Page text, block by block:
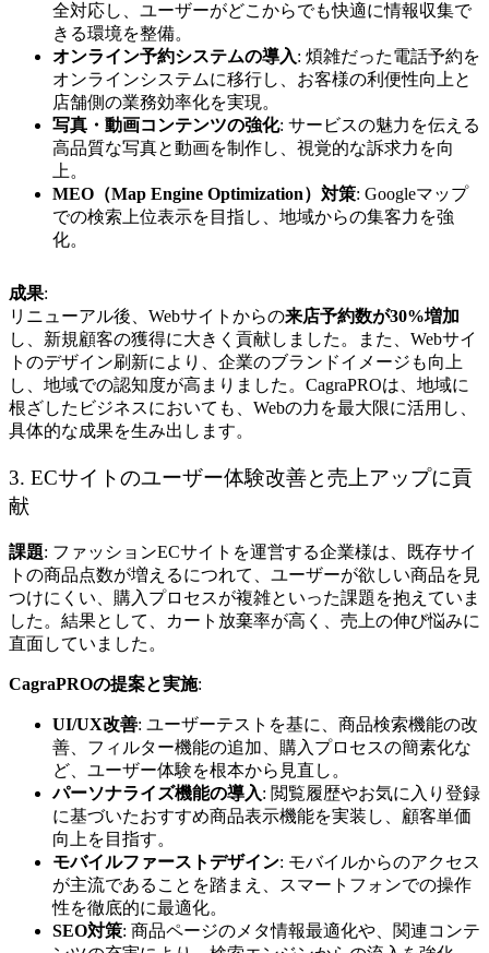
全対応し、ユーザーがどこからでも快適に情報収集で
きる環境を整備。
オンライン予約システムの導入: 煩雑だった電話予約を
オンラインシステムに移行し、お客様の利便性向上と
店舗側の業務効率化を実現。
写真・動画コンテンツの強化: サービスの魅力を伝える
高品質な写真と動画を制作し、視覚的な訴求力を向
上。
MEO（Map Engine Optimization）対策: Googleマップ
での検索上位表示を目指し、地域からの集客力を強
化。
成果:
リニューアル後、Webサイトからの来店予約数が30%増加
し、新規顧客の獲得に大きく貢献しました。また、Webサイ
トのデザイン刷新により、企業のブランドイメージも向上
し、地域での認知度が高まりました。CagraPROは、地域に
根ざしたビジネスにおいても、Webの力を最大限に活用し、
具体的な成果を生み出します。
3. ECサイトのユーザー体験改善と売上アップに貢
献
課題: ファッションECサイトを運営する企業様は、既存サイ
トの商品点数が増えるにつれて、ユーザーが欲しい商品を見
つけにくい、購入プロセスが複雑といった課題を抱えていま
した。結果として、カート放棄率が高く、売上の伸び悩みに
直面していました。
CagraPROの提案と実施:
UI/UX改善: ユーザーテストを基に、商品検索機能の改
善、フィルター機能の追加、購入プロセスの簡素化な
ど、ユーザー体験を根本から見直し。
パーソナライズ機能の導入: 閲覧履歴やお気に入り登録
に基づいたおすすめ商品表示機能を実装し、顧客単価
向上を目指す。
モバイルファーストデザイン: モバイルからのアクセス
が主流であることを踏まえ、スマートフォンでの操作
性を徹底的に最適化。
SEO対策: 商品ページのメタ情報最適化や、関連コンテ